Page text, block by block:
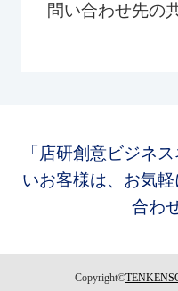
問い合わせ先の
「店研創意ビジネ
いお客様は、お気
合わ
Copyright©